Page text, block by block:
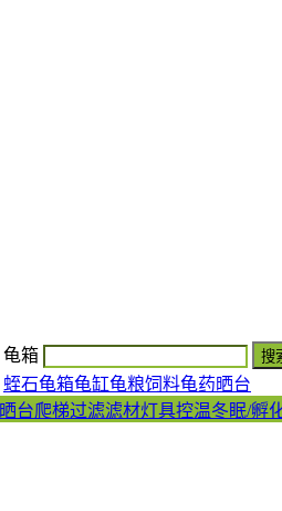
龟箱
蛭石龟箱龟缸龟粮饲料龟药晒台
晒台爬梯过滤滤材灯具控温冬眠/孵